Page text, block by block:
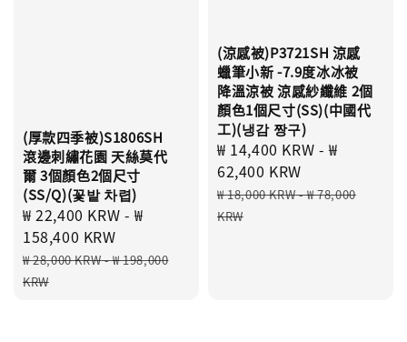
(厚款四季被)S1806SH
滾邊刺繡花園 天絲莫代
爾 3個顏色2個尺寸
(SS/Q)(꽃밭 차렵)
Sale
price
₩ 22,400 KRW -₩
158,400 KRW
Regular
price
₩ 28,000 KRW-₩ 198,000
KRW
(涼感被)P3721SH 涼感
蠟筆小新 -7.9度冰冰被
降溫涼被 涼感紗纖維 2個
顏色1個尺寸(SS)(中國代
工)(냉감 짱구)
Sale
price
₩ 14,400 KRW -₩
62,400 KRW
Regular
price
₩ 18,000 KRW-₩ 78,000
KRW